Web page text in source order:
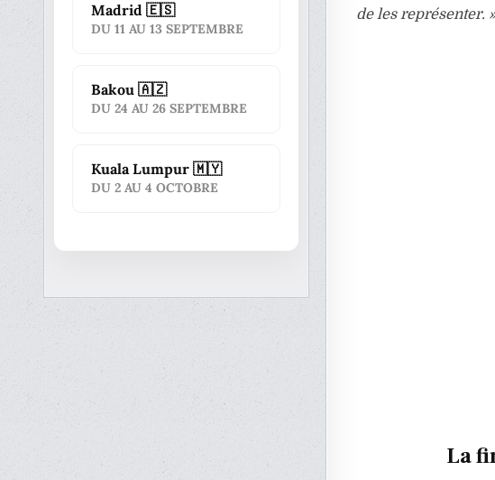
de les représenter.
La
Madrid 🇪🇸
DU 11 AU 13 SEPTEMBRE
Bakou 🇦🇿
DU 24 AU 26 SEPTEMBRE
Kuala Lumpur 🇲🇾
DU 2 AU 4 OCTOBRE